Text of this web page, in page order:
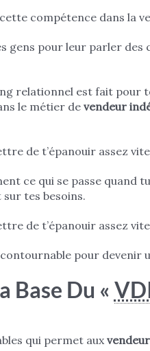
compétence dans la
gens pour leur parler des
relationnel est fait pour
le métier devendeur
de t’épanouir assez
ce qui se passe quand
tes besoins.
de t’épanouir assez
pour devenir
Base Du «
qui permet aux